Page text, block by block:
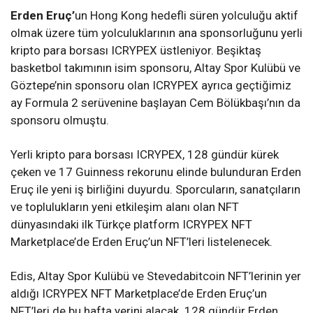
Erden Eruç’un Hong Kong hedefli süren yolculuğu aktif
olmak üzere tüm yolculuklarının ana sponsorluğunu yerli
kripto para borsası ICRYPEX üstleniyor. Beşiktaş
basketbol takımının isim sponsoru, Altay Spor Kulübü ve
Göztepe’nin sponsoru olan ICRYPEX ayrıca geçtiğimiz
ay Formula 2 serüvenine başlayan Cem Bölükbaşı’nın da
sponsoru olmuştu.
Yerli kripto para borsası ICRYPEX, 128 gündür kürek
çeken ve 17 Guinness rekorunu elinde bulunduran Erden
Eruç ile yeni iş birliğini duyurdu. Sporcuların, sanatçıların
ve toplulukların yeni etkileşim alanı olan NFT
dünyasındaki ilk Türkçe platform ICRYPEX NFT
Marketplace’de Erden Eruç’un NFT’leri listelenecek.
Edis, Altay Spor Kulübü ve Stevedabitcoin NFT’lerinin yer
aldığı ICRYPEX NFT Marketplace’de Erden Eruç’un